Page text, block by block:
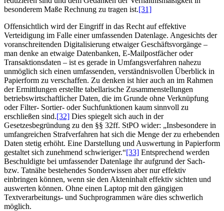
besonderem Maße Rechnung zu tragen ist.[31]
Offensichtlich wird der Eingriff in das Recht auf effektive
Verteidigung im Falle einer umfassenden Datenlage. Angesichts der
voranschreitenden Digitalisierung etwaiger Geschäftsvorgänge –
man denke an etwaige Datenbanken, E-Mailpostfächer oder
Transaktionsdaten – ist es gerade in Umfangsverfahren nahezu
unmöglich sich einen umfassenden, verständnisvollen Überblick in
Papierform zu verschaffen. Zu denken ist hier auch an im Rahmen
der Ermittlungen erstellte tabellarische Zusammenstellungen
betriebswirtschaftlicher Daten, die im Grunde ohne Verknüpfung
oder Filter- Sortier- oder Suchfunktionen kaum sinnvoll zu
erschließen sind.[32] Dies spiegelt sich auch in der
Gesetzesbegründung zu den §§ 32ff. StPO wider: „Insbesondere in
umfangreichen Strafverfahren hat sich die Menge der zu erhebenden
Daten stetig erhöht. Eine Darstellung und Auswertung in Papierform
gestaltet sich zunehmend schwieriger.“[33] Entsprechend werden
Beschuldigte bei umfassender Datenlage ihr aufgrund der Sach-
bzw. Tatnähe bestehendes Sonderwissen aber nur effektiv
einbringen können, wenn sie den Akteninhalt effektiv sichten und
auswerten können. Ohne einen Laptop mit den gängigen
Textverarbeitungs- und Suchprogrammen wäre dies schwerlich
möglich.